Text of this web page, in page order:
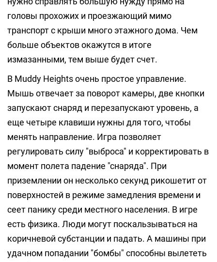
головы прохожих и проезжающий мимо
транспорт с крыши много этажного дома. Чем
больше объектов окажутся в итоге
измазанными, тем выше будет счет.
В Muddy Heights очень простое управление.
Мышь отвечает за поворот камеры, две кнопки
запускают снаряд и перезапускают уровень, а
еще четыре клавиши нужны для того, чтобы
менять направление. Игра позволяет
регулировать силу "выброса" и корректировать в
момент полета падение "снаряда". При
приземлении он несколько секунд рикошетит от
поверхностей в режиме замедления времени и
сеет панику среди местного населения. В игре
есть физика. Люди могут поскальзываться на
коричневой субстанции и падать. А машины при
удачном попадании "бомбы" способны вылететь